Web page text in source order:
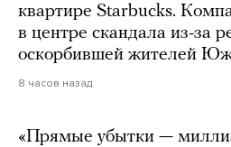
квартире Starbucks.
в центре скандала из-за
оскорбившей жителей
8 часов назад
«Прямые убытки —